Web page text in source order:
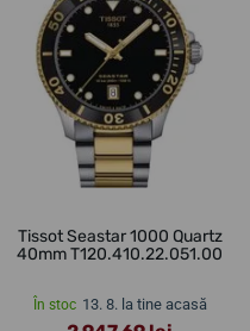
Tissot Seastar 1000 Quartz
40mm T120.410.22.051.00
În stoc 13. 8. la tine acasă